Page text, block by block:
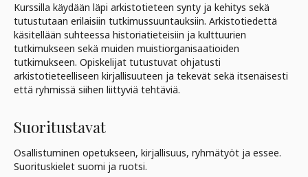
Kurssilla käydään läpi arkistotieteen synty ja kehitys sekä
tutustutaan erilaisiin tutkimussuuntauksiin. Arkistotiedettä
käsitellään suhteessa historiatieteisiin ja kulttuurien
tutkimukseen sekä muiden muistiorganisaatioiden
tutkimukseen. Opiskelijat tutustuvat ohjatusti
arkistotieteelliseen kirjallisuuteen ja tekevät sekä itsenäisesti
että ryhmissä siihen liittyviä tehtäviä.
Suoritustavat
Osallistuminen opetukseen, kirjallisuus, ryhmätyöt ja essee.
Suorituskielet suomi ja ruotsi.